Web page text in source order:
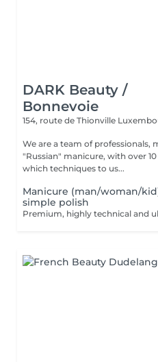
DARK Beauty /
Bonnevoie
154, route de Thionville
We are a team of professionals,
"Russian" manicure, with over 10
which techniques to us...
Manicure (man/woman/
simple polish